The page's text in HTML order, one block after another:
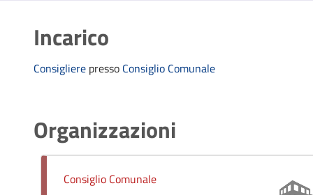
Incarico
Consigliere presso Consiglio Comunale
Organizzazioni
Consiglio Comunale